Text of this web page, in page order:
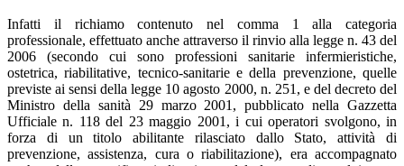
Infatti il richiamo contenuto nel comma 1 alla categoria
professionale, effettuato anche attraverso il rinvio alla legge n. 43 del
2006 (secondo cui sono professioni sanitarie infermieristiche,
ostetrica, riabilitative, tecnico-sanitarie e della prevenzione, quelle
previste ai sensi della legge 10 agosto 2000, n. 251, e del decreto del
Ministro della sanità 29 marzo 2001, pubblicato nella Gazzetta
Ufficiale n. 118 del 23 maggio 2001, i cui operatori svolgono, in
forza di un titolo abilitante rilasciato dallo Stato, attività di
prevenzione, assistenza, cura o riabilitazione), era accompagnato